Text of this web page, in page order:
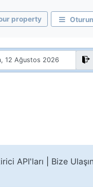
property
API'ları Bize Ulaşın